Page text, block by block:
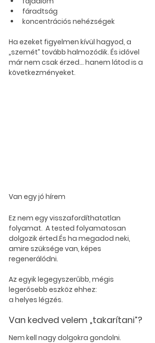
fáradtság
koncentrációs nehézségek
Ha ezeket figyelmen kívül hagyod, a
„szemét” tovább halmozódik. És idővel
már nem csak érzed… hanem látod is a
következményeket.
Van egy jó hírem
Ez nem egy visszafordíthatatlan
folyamat.  A tested folyamatosan
dolgozik érted.És ha megadod neki,
amire szüksége van, képes
regenerálódni.
Az egyik legegyszerűbb, mégis
legerősebb eszköz ehhez:
a helyes légzés.
Van kedved velem „takarítani”?
Nem kell nagy dolgokra gondolni.